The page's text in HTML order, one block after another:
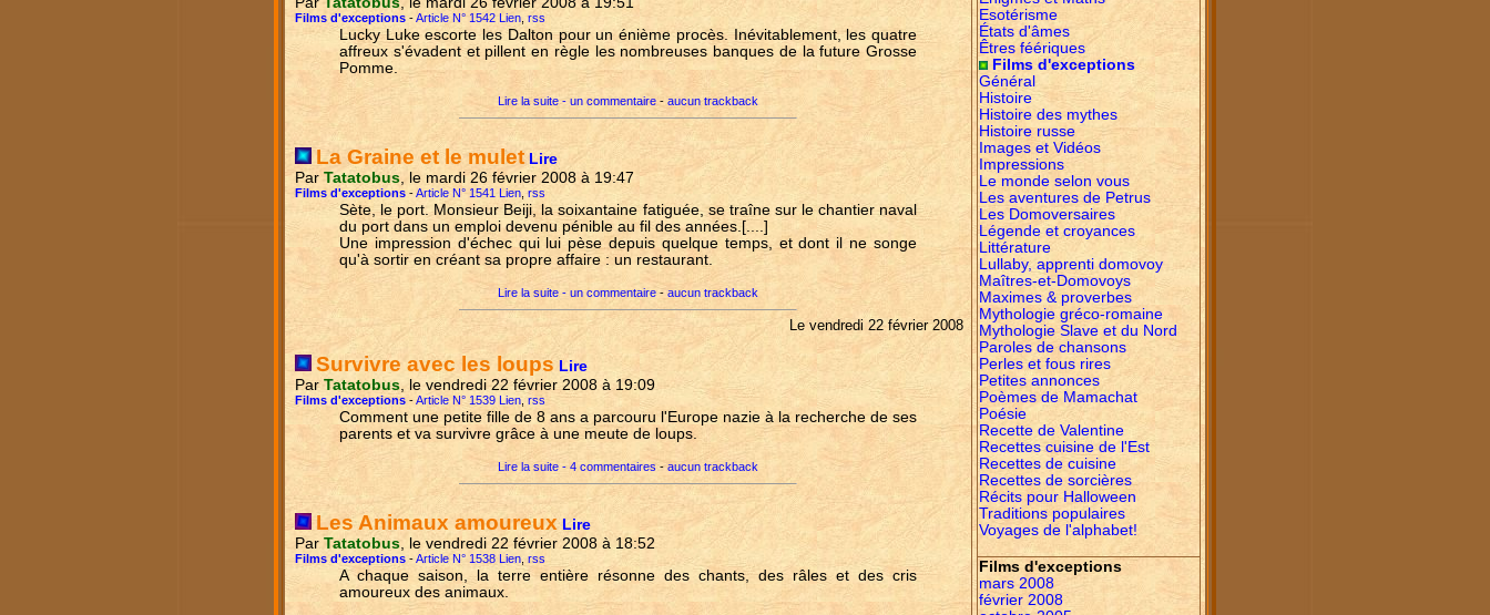
Films d'exceptions -Article N° 1542 Lien rss
Lucky Luke escorte les Dalton pour un énième procès. Inévitablement, les quatre
affreux s'évadent et pillent en règle les nombreuses banques de la future Grosse
Pomme.
Lire la suite - un commentaire - aucun trackback
La Graine et le mulet Lire
Par Tatatobus , le mardi 26 février 2008 à 19:47
Films d'exceptions -Article N° 1541 Lien rss
Sète, le port. Monsieur Beiji, la soixantaine fatiguée, se traîne sur le chantier naval
du port dans un emploi devenu pénible au fil des années.[....]
Une impression d'échec qui lui pèse depuis quelque temps, et dont il ne songe
qu'à sortir en créant sa propre affaire : un restaurant.
Lire la suite - un commentaire - aucun trackback
Le vendredi 22 février 2008
Survivre avec les loups Lire
Par Tatatobus, le vendredi 22 février 2008 à 19:09
Films d'exceptions -Article N° 1539 Lien, rss
Comment une petite fille de 8 ans a parcouru l'Europe nazie à la recherche de ses
parents et va survivre grâce à une meute de loups.
Lire la suite - 4 commentaires - aucun trackback
Les Animaux amoureux Lire
Par Tatatobus, le vendredi 22 février 2008 à 18:52
Films d'exceptions -Article N° 1538 Lien rss
A chaque saison, la terre entière résonne des chants, des râles et des cris
amoureux des animaux.
Esotérisme
États d'âmes
Êtres féériques
Films d'exceptions
Général
Histoire
Histoire des mythes
Histoire russe
Images et Vidéos
Impressions
Le monde selon vous
Les aventures de Petrus
Les Domoversaires
Légende et croyances
Littérature
Lullaby, apprenti domovoy
Maîtres-et-Domovoys
Maximes & proverbes
Mythologie gréco-romaine
Mythologie Slave et du Nord
Paroles de chansons
Perles et fous rires
Petites annonces
Poèmes de Mamachat
Poésie
Recette de Valentine
Recettes cuisine de l'Est
Recettes de cuisine
Recettes de sorcières
Récits pour Halloween
Traditions populaires
Voyages de l'alphabet!
Films d'exceptions
mars 2008
février 2008